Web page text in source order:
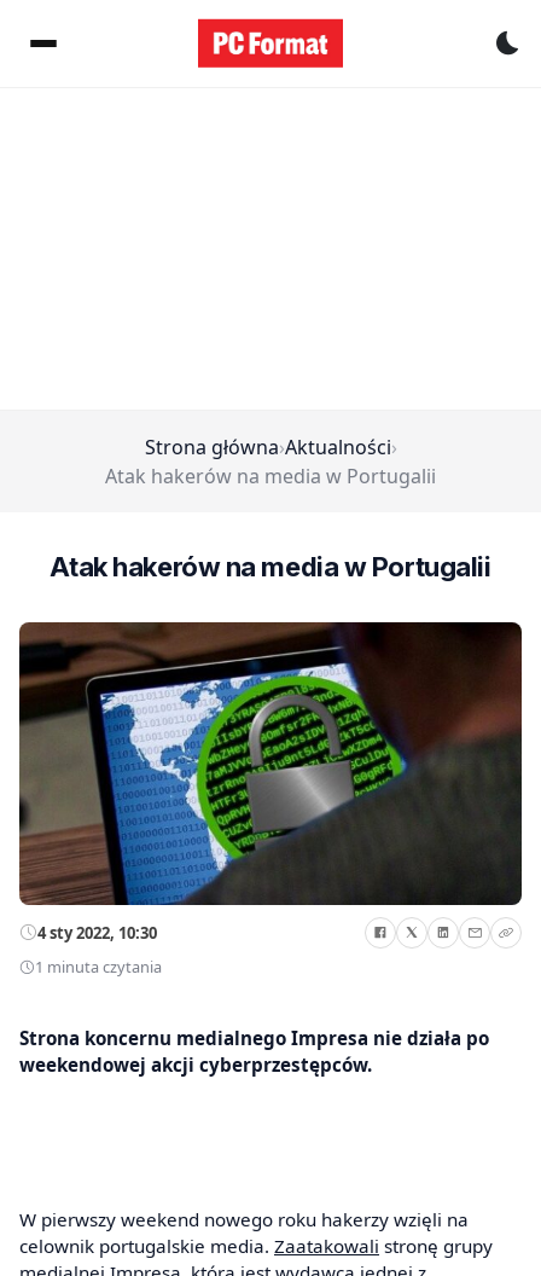
Strona główna›Aktualności›
Atak hakerów na media w Portugalii
Atak hakerów na media w Portugalii
4 sty 2022, 10:30
1 minuta czytania
Strona koncernu medialnego Impresa nie działa po
weekendowej akcji cyberprzestępców.
W pierwszy weekend nowego roku hakerzy wzięli na
celownik portugalskie media. Zaatakowali stronę grupy